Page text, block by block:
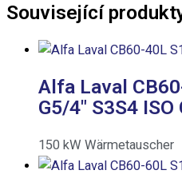
Související
Alfa Laval
G5/4″ S3S4 ISO
150 kW Wärmetauscher